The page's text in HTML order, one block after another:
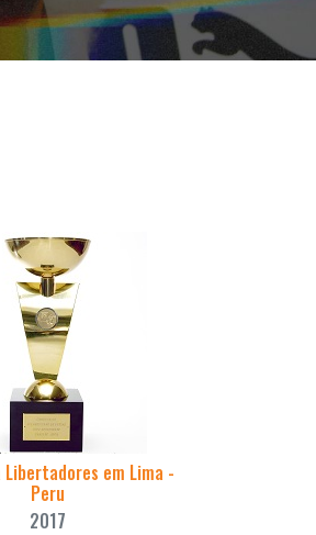
Libertadores em Lima -
Peru
2017